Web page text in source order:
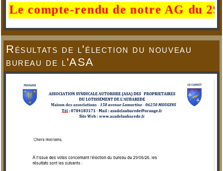
rendu de notre AG du 29 juin
Résultats de l'élection du nouveau
bureau de l'ASA